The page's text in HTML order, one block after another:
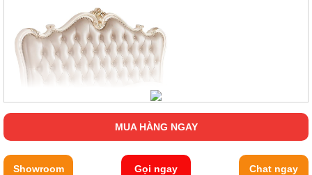
MUA HÀNG NGAY
Showroom Gọi ngay Chat ngay